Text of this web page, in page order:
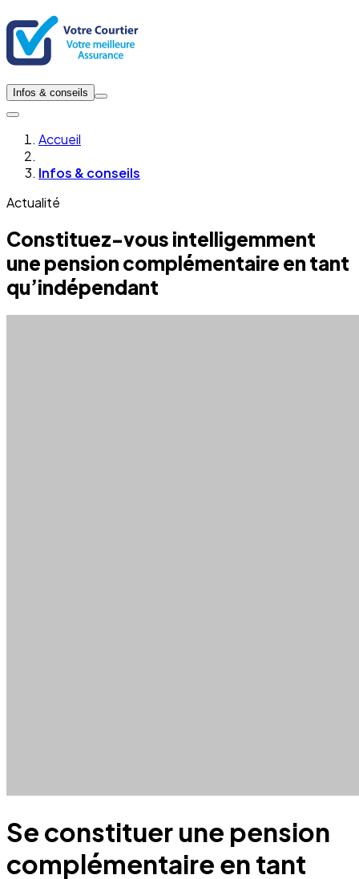
Infos & conseils
Accueil
Infos & conseils
Actualité
Constituez-vous intelligemment
une pension complémentaire en tant
qu’indépendant
Se constituer une pension
complémentaire en tant